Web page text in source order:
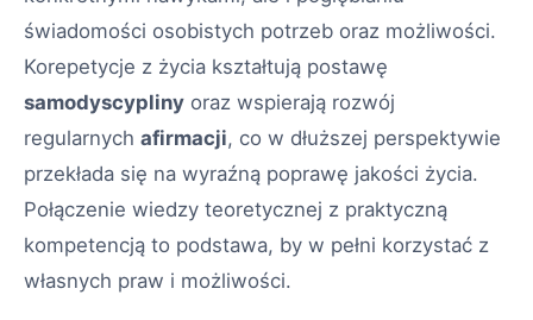
świadomości osobistych potrzeb oraz możliwości.
Korepetycje z życia kształtują postawę
samodyscypliny oraz wspierają rozwój
regularnych afirmacji, co w dłuższej perspektywie
przekłada się na wyraźną poprawę jakości życia.
Połączenie wiedzy teoretycznej z praktyczną
kompetencją to podstawa, by w pełni korzystać z
własnych praw i możliwości.